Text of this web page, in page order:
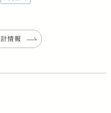
情報